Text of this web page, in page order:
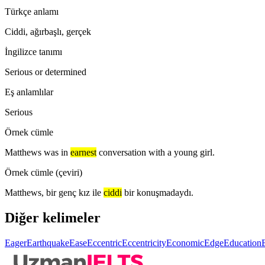
Türkçe anlamı
Ciddi, ağırbaşlı, gerçek
İngilizce tanımı
Serious or determined
Eş anlamlılar
Serious
Örnek cümle
Matthews was in earnest conversation with a young girl.
Örnek cümle (çeviri)
Matthews, bir genç kız ile ciddi bir konuşmadaydı.
Diğer kelimeler
EagerEarthquakeEaseEccentricEccentricityEconomicEdgeEducation